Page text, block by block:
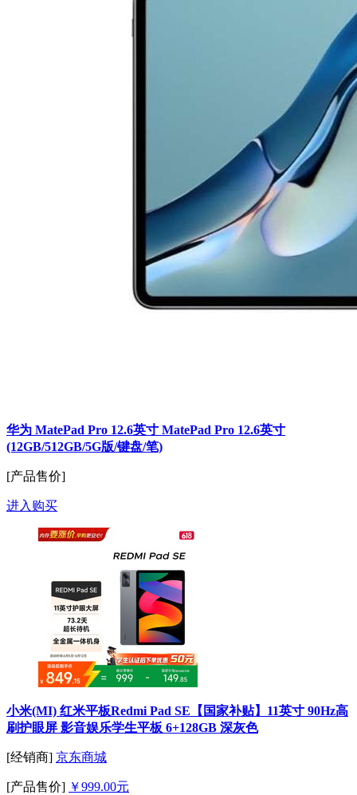
华为 MatePad Pro 12.6英寸 MatePad Pro 12.6英寸
(12GB/512GB/5G版/键盘/笔)
[产品售价]
进入购买
小米(MI) 红米平板Redmi Pad SE【国家补贴】11英寸 90Hz高
刷护眼屏 影音娱乐学生平板 6+128GB 深灰色
[经销商] 京东商城
[产品售价] ￥999.00元